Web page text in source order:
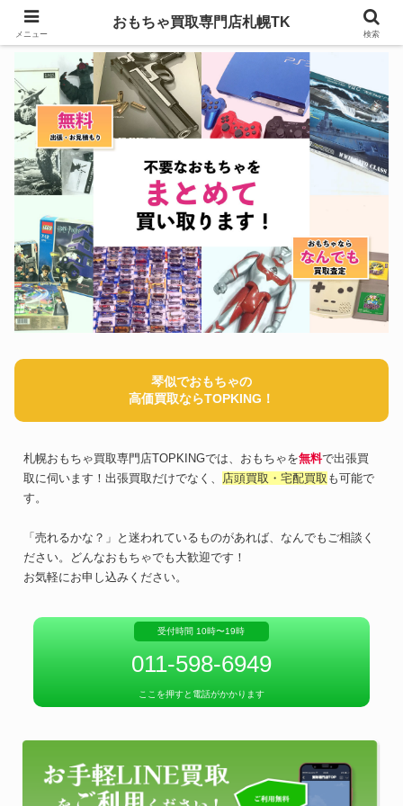
琴似でおもちゃの
高価買取ならTOPKING！
札幌おもちゃ買取専門店TOPKINGでは、おもちゃを無料で出張買
取に伺います！出張買取だけでなく、
店頭買取・宅配買取 も可能で
す。
「売れるかな？」と迷われているものがあれば、なんでもご相談く
ださい。どんなおもちゃでも大歓迎です！
お気軽にお申し込みください。
受付時間 10時〜19時
011-598-6949
ここを押すと電話がかかります
メニュー
おもちゃ買取専門店札幌TK
検索